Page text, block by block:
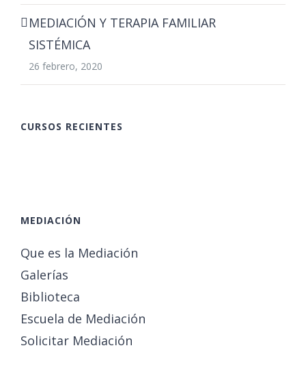
MEDIACIÓN Y TERAPIA FAMILIAR
SISTÉMICA
26 febrero, 2020
CURSOS RECIENTES
MEDIACIÓN
Que es la Mediación
Galerías
Biblioteca
Escuela de Mediación
Solicitar Mediación